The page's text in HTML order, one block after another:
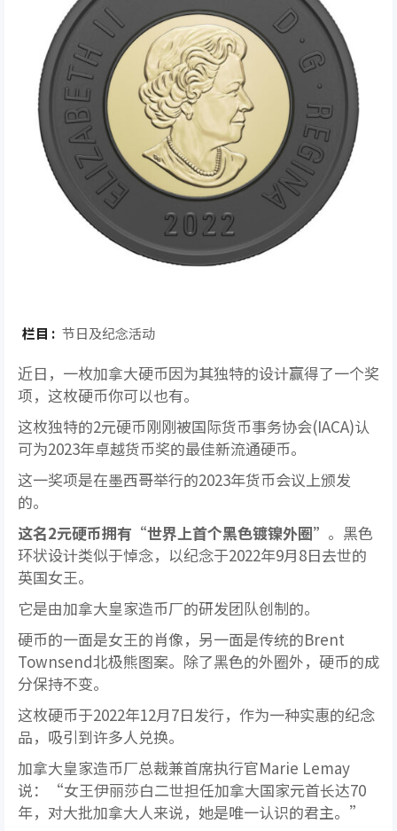
栏目 : 节日及纪念活动
近日，一枚加拿大硬币因为其独特的设计赢得了一个奖
项，这枚硬币你可以也有。
这枚独特的2元硬币刚刚被国际货币事务协会(IACA)认
可为2023年卓越货币奖的最佳新流通硬币。
这一奖项是在墨西哥举行的2023年货币会议上颁发
的。
这名2元硬币拥有“世界上首个黑色镀镍外圈” 。黑色
环状设计类似于悼念，以纪念于2022年9月8日去世的
英国女王。
它是由加拿大皇家造币厂的研发团队创制的。
硬币的一面是女王的肖像，另一面是传统的Brent
Townsend北极熊图案。除了黑色的外圈外，硬币的成
分保持不变。
这枚硬币于2022年12月7日发行，作为一种实惠的纪念
品，吸引到许多人兑换。
加拿大皇家造币厂总裁兼首席执行官Marie Lemay
说：“女王伊丽莎白二世担任加拿大国家元首长达70
年，对大批加拿大人来说，她是唯一认识的君主。”